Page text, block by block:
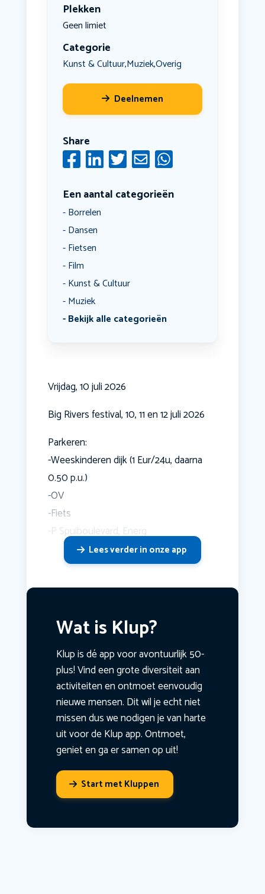
Plekken
Geen limiet
Categorie
Kunst & Cultuur,Muziek,Overig
Deelnemen
Share
Een aantal categorieën
Borrelen
Dansen
Fietsen
Film
Kunst & Cultuur
Muziek
Bekijk alle categorieën
Vrijdag, 10 juli 2026
Big Rivers festival, 10, 11 en 12 juli 2026
Parkeren:
-Weeskinderen dijk (1 Eur/24u, daarna
0.50 p.u.)
-OV
-Fiets
-P Spuiboulevard, Energ
Lees verder in onze app
Wat is Klup?
Klup is dé app voor avontuurlijk 50-
plus! Vind een grote diversiteit aan
activiteiten en ontmoet eenvoudig
nieuwe mensen. Dit wil je echt niet
missen dus we nodigen je van harte
uit voor de Klup app. Ontmoet,
geniet en ga er samen op uit!
Start met Kluppen